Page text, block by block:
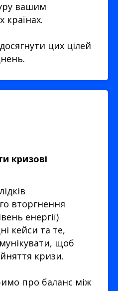
вашим
країнах.
цих цілей
кризові
вторгнення
енергії)
кейси та те,
щоб
кризи.
про баланс між